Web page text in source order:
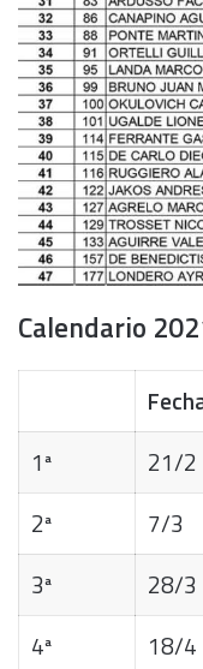
Calendario
1ª
21/2
2ª
7/3
3ª
28/3
4ª
18/4